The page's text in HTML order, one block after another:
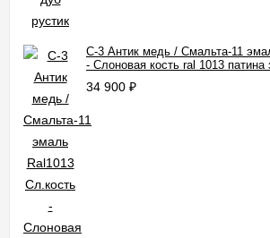
С-3 Антик медь / Смальта-11
- Слоновая кость ral 1013 патина
34 900 ₽